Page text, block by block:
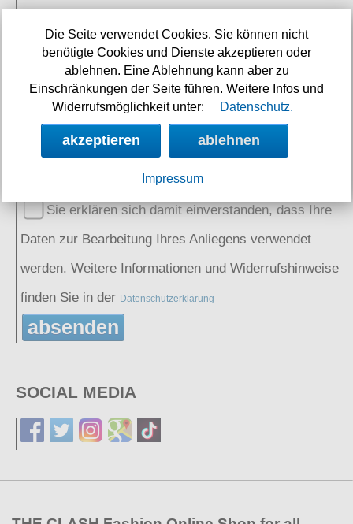
Name:(optional)
Spamschutz: (Ergebnis eintragen)
Sie erklären sich damit einverstanden, dass Ihre
Daten zur Bearbeitung Ihres Anliegens verwendet
werden. Weitere Informationen und Widerrufshinweise
finden Sie in der Datenschutzerklärung
absenden
SOCIAL MEDIA
Die Seite verwendet Cookies. Sie können nicht
benötigte Cookies und Dienste akzeptieren oder
ablehnen. Eine Ablehnung kann aber zu
Einschränkungen der Seite führen. Weitere Infos und
Widerrufsmöglichkeit unter:
Datenschutz.
akzeptieren ablehnen
Impressum